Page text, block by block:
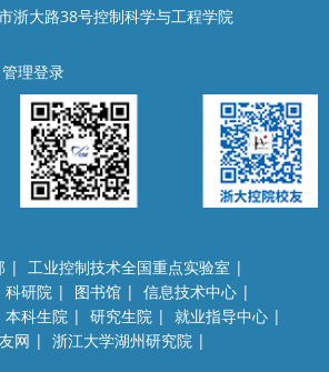
浙大路38号控制科学与工程学院
管理登录
| 工业控制技术全国重点实验室 |
科研院 | 图书馆 | 信息技术中心 |
本科生院 | 研究生院 | 就业指导中心 |
网 | 浙江大学湖州研究院 |